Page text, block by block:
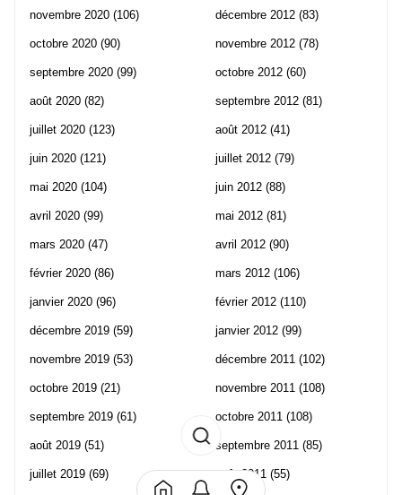
novembre 2020 (106)
octobre 2020 (90)
septembre 2020 (99)
août 2020 (82)
juillet 2020 (123)
juin 2020 (121)
mai 2020 (104)
avril 2020 (99)
mars 2020 (47)
février 2020 (86)
janvier 2020 (96)
décembre 2019 (59)
novembre 2019 (53)
octobre 2019 (21)
septembre 2019 (61)
août 2019 (51)
juillet 2019 (69)
décembre 2012 (83)
novembre 2012 (78)
octobre 2012 (60)
septembre 2012 (81)
août 2012 (41)
juillet 2012 (79)
juin 2012 (88)
mai 2012 (81)
avril 2012 (90)
mars 2012 (106)
février 2012 (110)
janvier 2012 (99)
décembre 2011 (102)
novembre 2011 (108)
octobre 2011 (108)
septembre 2011 (85)
août 2011 (55)